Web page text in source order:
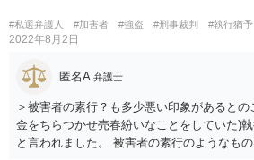
#私選弁護人 #加害者 #強盗 #刑事裁判 #執行猶予
2022年8月2日
匿名A 弁護士
＞被害者の素行？も多少悪い印象があると
金をちらつかせ売春紛いなことをしていた)
と言われました。 被害者の素行のようなも